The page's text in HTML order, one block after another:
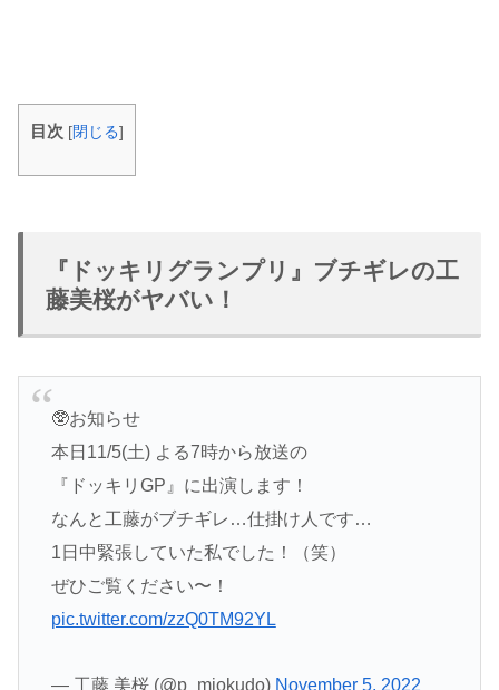
目次 [閉じる]
『ドッキリグランプリ』ブチギレの工
藤美桜がヤバい！
🥸お知らせ
本日11/5(土) よる7時から放送の
『ドッキリGP』に出演します！
なんと工藤がブチギレ…仕掛け人です…
1日中緊張していた私でした！（笑）
ぜひご覧ください〜！
pic.twitter.com/zzQ0TM92YL
— 工藤 美桜 (@p_miokudo) November 5, 2022